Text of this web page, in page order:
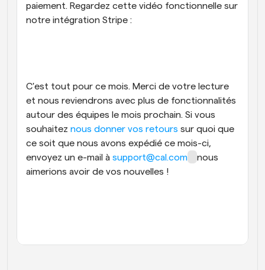
paiement. Regardez cette vidéo fonctionnelle sur
notre intégration Stripe :
C'est tout pour ce mois. Merci de votre lecture
et nous reviendrons avec plus de fonctionnalités
autour des équipes le mois prochain. Si vous
souhaitez nous donner vos retours sur quoi que
ce soit que nous avons expédié ce mois-ci,
envoyez un e-mail à support@cal.com
nous
aimerions avoir de vos nouvelles !